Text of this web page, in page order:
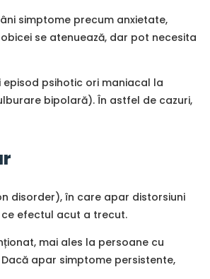
simptome precum anxietate,
se atenuează, dar pot necesita
episod psihotic ori maniacal la
bipolară). În astfel de cazuri,
disorder), în care apar distorsiuni
ce efectul acut a trecut.
mai ales la persoane cu
apar simptome persistente,